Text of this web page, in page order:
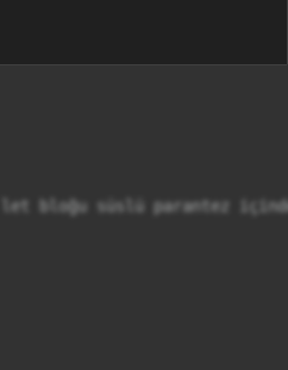
bloğu süslü parantez